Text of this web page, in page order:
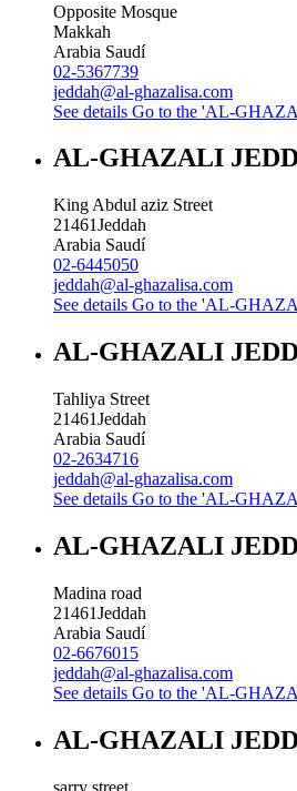
Opposite Mosque
Makkah
Arabia Saudí
02-5367739
jeddah@al-ghazalisa.com
See details Go to the 'AL-
AL-GHAZALI
King Abdul aziz Street
21461Jeddah
Arabia Saudí
02-6445050
jeddah@al-ghazalisa.com
See details Go to the 'AL-
AL-GHAZALI
Tahliya Street
21461Jeddah
Arabia Saudí
02-2634716
jeddah@al-ghazalisa.com
See details Go to the 'AL-
AL-GHAZALI
Madina road
21461Jeddah
Arabia Saudí
02-6676015
jeddah@al-ghazalisa.com
See details Go to the 'AL-
AL-GHAZALI
sarry street